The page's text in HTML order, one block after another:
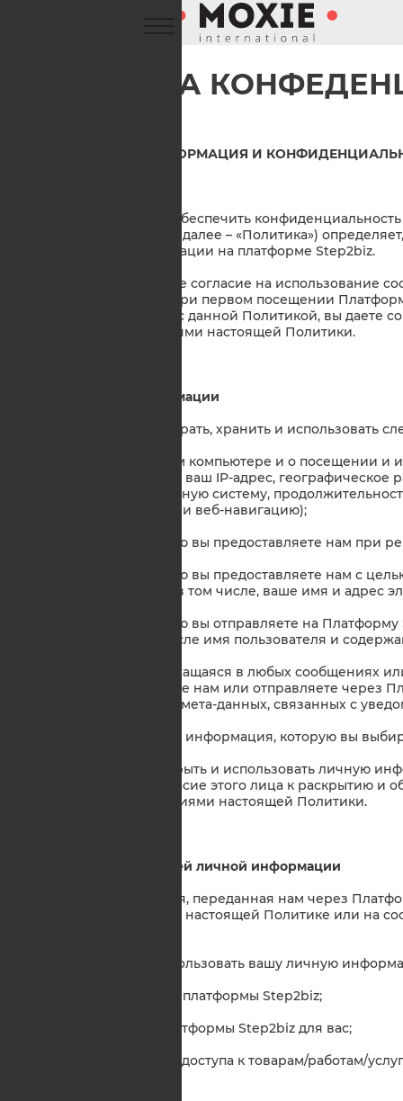
ПОЛИТИКА
ЧАСТЬ 1. ЛИЧНАЯ ИНФОРМАЦИЯ И
1.1 Step2biz стремится обеспечить
Step2biz. Эта политика (далее – «Политика»)
вашей личной информации на платформе Step2biz.
1.2 Step2biz просит ваше согласие на использование
настоящей Политики при первом посещении
Step2biz и соглашаясь с данной Политикой, вы даете
соответствии с условиями настоящей Политики.
2. Сбор личной информации
2.1 Step2biz может собирать, хранить и
информация о вашем компьютере и о посещении и
Step2biz (в том числе ваш IP-адрес,
браузера, операционную систему,
просмотров страниц и веб-навигацию);
информация, которую вы предоставляете нам при
информация, которую вы предоставляете нам с
электронной почте (в том числе, ваше имя и адрес
информация, которую вы отправляете на
Интернете (в том числе имя пользователя и
информация, содержащаяся в любых сообщениях
которые вы посылаете нам или отправляете через
содержание связи и мета-данных, связанных с
любая другая личная информация, которую вы
2.2 Перед тем как раскрыть и использовать личную
должны получить согласие этого лица к раскрытию и
в соответствии с условиями настоящей Политики.
3. Использование вашей личной информации
3.1. Личная информация, переданная нам через
для целей, указанных в настоящей Политике или на
3.2. Step2biz может использовать вашу личную
администрирования платформы Step2biz;
персонализации Платформы Step2biz для вас;
предоставления вам доступа к товарам/работам/